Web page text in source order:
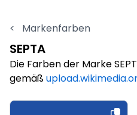
< Markenfarben
SEPTA
Die Farben der Marke
gemäß